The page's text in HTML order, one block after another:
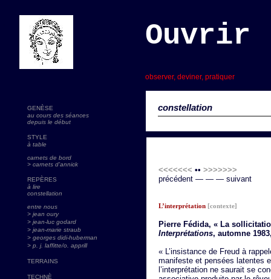
constellation
observer, deviner, pratiquer
GENÈSE
au cours des séances
depuis le début
STYLE
à table
carnets de bord
> carnets d'annick
REPÈRES
à lire
constellation
entre nous
> jean oury
> jean-luc godard
> jean-marie straub
> georges didi-huberman
> p. j. laffitte/o. apprill
TERRAINS
TECHNÈ
<<<<<<< •• >>>>>>>
précédent — — — suivant
L’interprétation [contexte]
Pierre Fédida, « La
Interprétations, automne
« L’insistance de Freud à
manifeste et pensées latentes
l’interprétation ne saurait se
Ouvrir